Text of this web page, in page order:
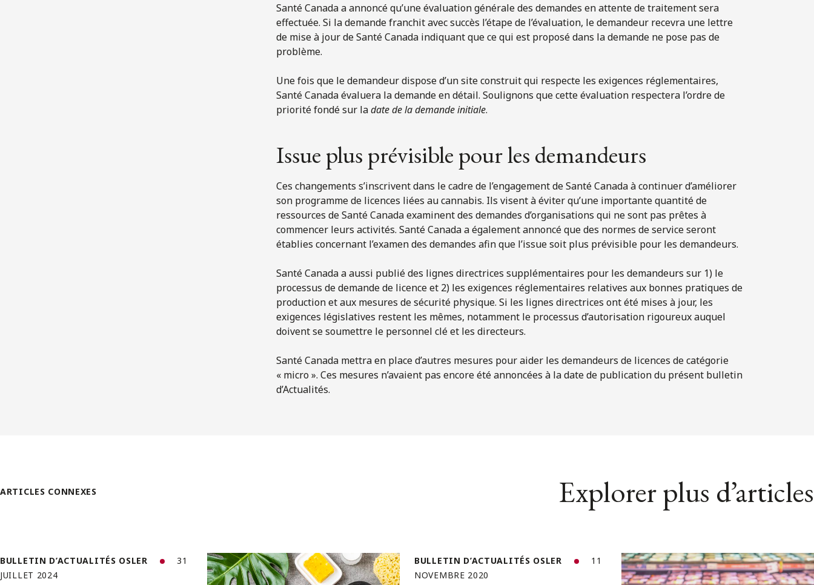
Santé Canada a annoncé qu’une évaluation générale des demandes en attente de traitement sera
effectuée. Si la demande franchit avec succès l’étape de l’évaluation, le demandeur recevra une lettre
de mise à jour de Santé Canada indiquant que ce qui est proposé dans la demande ne pose pas de
problème.
Une fois que le demandeur dispose d’un site construit qui respecte les exigences réglementaires,
Santé Canada évaluera la demande en détail. Soulignons que cette évaluation respectera l’ordre de
priorité fondé sur ladate de la demande initiale.
Issue plus prévisible pour les demandeurs
Ces changements s’inscrivent dans le cadre de l’engagement de Santé Canada à continuer d’améliorer
son programme de licences liées au cannabis. Ils visent à éviter qu’une importante quantité de
ressources de Santé Canada examinent des demandes d’organisations qui ne sont pas prêtes à
commencer leurs activités. Santé Canada a également annoncé que des normes de service seront
établies concernant l’examen des demandes afin que l’issue soit plus prévisible pour les demandeurs.
Santé Canada a aussi publié des lignes directrices supplémentaires pour les demandeurs sur 1) le
processus de demande de licence et 2) les exigences réglementaires relatives aux bonnes pratiques de
production et aux mesures de sécurité physique. Si les lignes directrices ont été mises à jour, les
exigences législatives restent les mêmes, notamment le processus d’autorisation rigoureux auquel
doivent se soumettre le personnel clé et les directeurs.
Santé Canada mettra en place d’autres mesures pour aider les demandeurs de licences de catégorie
« micro ». Ces mesures n’avaient pas encore été annoncées à la date de publication du présent bulletin
d’Actualités.
ARTICLES CONNEXES Explorer plus d’articles
BULLETIN D’ACTUALITÉS OSLER
31
JUILLET 2024
BULLETIN D’ACTUALITÉS OSLER
11
NOVEMBRE 2020